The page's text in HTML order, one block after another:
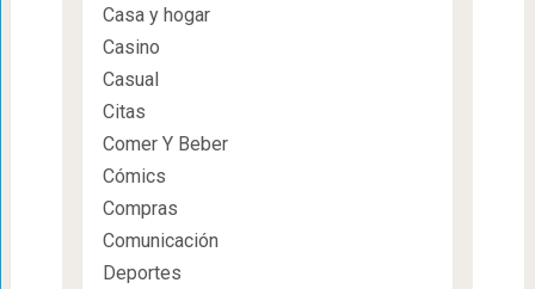
Casa y hogar
Casino
Casual
Citas
Comer Y Beber
Cómics
Compras
Comunicación
Deportes